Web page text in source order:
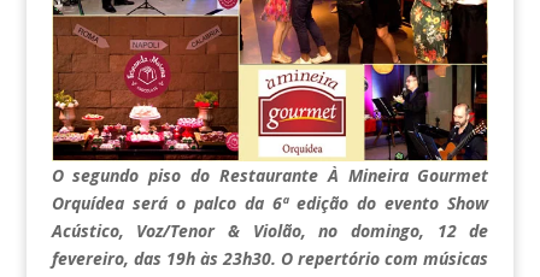
O segundo piso do Restaurante À Mineira Gourmet
Orquídea será o palco da 6ª edição do evento Show
Acústico, Voz/Tenor & Violão, no domingo, 12 de
fevereiro, das 19h às 23h30. O repertório com músicas